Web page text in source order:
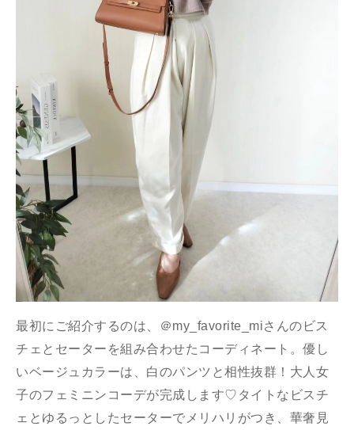
最初にご紹介するのは、＠my_favorite_miさんのビス
チェとセーターを組み合わせたコーディネート。優し
いベージュカラーは、白のパンツと相性抜群！大人女
子のフェミニンコーデが完成します♡タイトなビスチ
ェとゆるっとしたセーターでメリハリがつき、華奢見